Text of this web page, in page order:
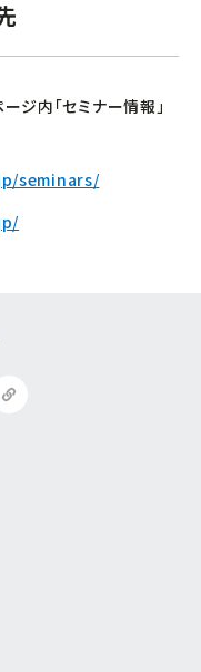
ジ内「セミナー情報」
seminars/